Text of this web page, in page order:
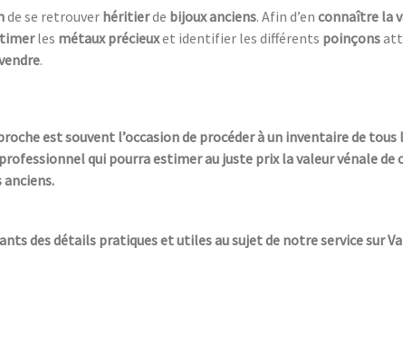
de se retrouver héritierde bijoux anciens. Afin d’en connaître la
les métaux précieuxet identifier les différents poinçons
.
est souvent l’occasion de procéder à un inventaire de
qui pourra estimer au juste prix la valeur vénale
des détails pratiques et utiles au sujet de notre service sur